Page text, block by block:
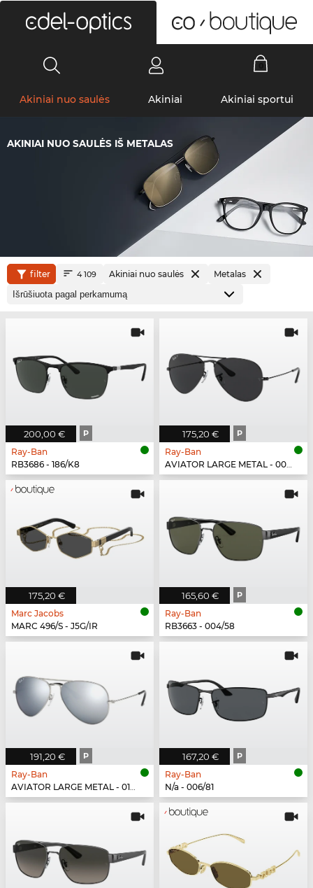
Akiniai nuo saulės Akiniai Akiniai sportui
AKINIAI NUO SAULĖS IŠ METALAS
filter 4 109 Akiniai nuo saulės Metalas
200,00 € P
Ray-Ban
RB3686 - 186/K8
175,20 € P
Ray-Ban
AVIATOR LARGE METAL - 002/48
175,20 €
Marc Jacobs
MARC 496/S - J5G/IR
165,60 € P
Ray-Ban
RB3663 - 004/58
191,20 € P
Ray-Ban
AVIATOR LARGE METAL - 019/W3
167,20 € P
Ray-Ban
N/a - 006/81